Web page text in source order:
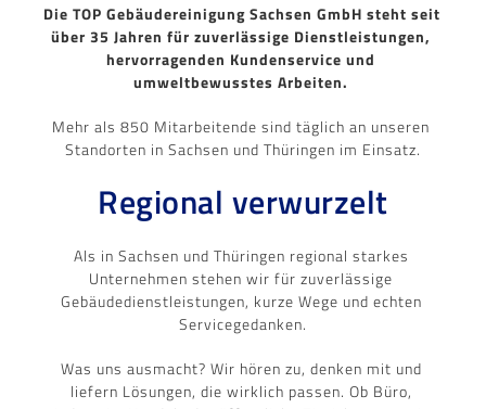
Die TOP Gebäudereinigung Sachsen GmbH steht seit
über 35 Jahren für zuverlässige Dienstleistungen,
hervorragenden Kundenservice und
umweltbewusstes Arbeiten.
Mehr als 850 Mitarbeitende sind täglich an unseren
Standorten in Sachsen und Thüringen im Einsatz.
Regional verwurzelt
Als in Sachsen und Thüringen regional starkes
Unternehmen stehen wir für zuverlässige
Gebäudedienstleistungen, kurze Wege und echten
Servicegedanken.
Was uns ausmacht? Wir hören zu, denken mit und
liefern Lösungen, die wirklich passen. Ob Büro,